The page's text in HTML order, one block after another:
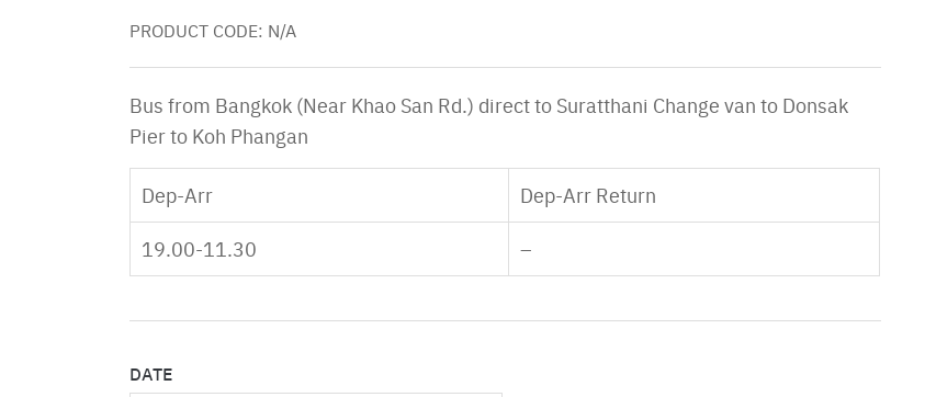
PRODUCT CODE: N/A
Bus from Bangkok (Near Khao San Rd.) direct to Suratthani Change van to Donsak
Pier to Koh Phangan
Dep-Arr
Dep-Arr Return
19.00-11.30
–
DATE